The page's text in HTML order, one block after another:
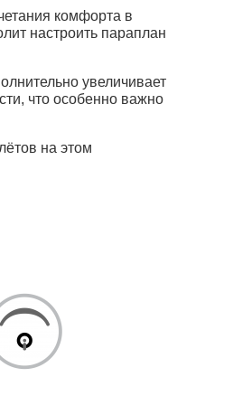
комфорта в
настроить параплан
увеличивает
что особенно важно
на этом